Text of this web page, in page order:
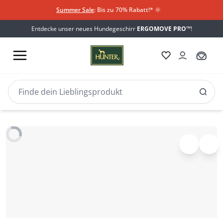
Summer Sale: Bis zu 70% Rabatt!* 🌞
Entdecke unser neues Hundegeschirr ERGOMOVE PRO™!